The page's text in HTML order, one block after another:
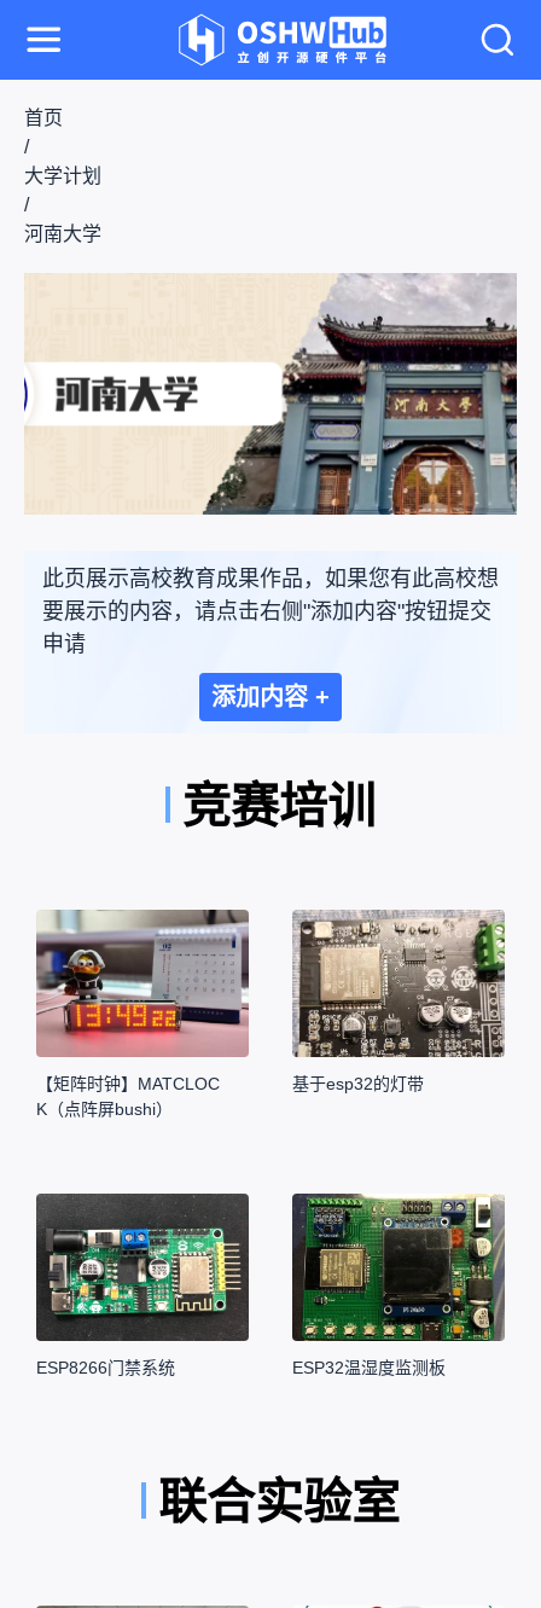
首页
/
大学计划
/
河南大学
此页展示高校教育成果作品，如果您有此高校想
要展示的内容，请点击右侧"添加内容"按钮提交
申请
添加内容 +
竞赛培训
【矩阵时钟】MATCLOC
K（点阵屏bushi）
基于esp32的灯带
ESP8266门禁系统 ESP32温湿度监测板
联合实验室